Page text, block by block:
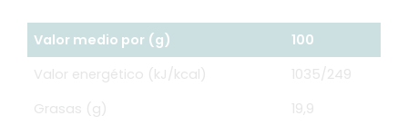
Valor medio por (g)
100
Valor energético (kJ/kcal)
1035/249
Grasas (g)
19,9